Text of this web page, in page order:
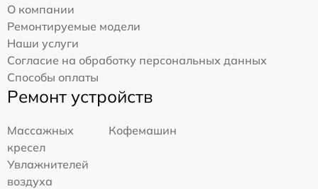
О компании
Ремонтируемые модели
Наши услуги
Согласие на обработку персональных данных
Способы оплаты
Ремонт устройств
Массажных
кресел
Кофемашин
Увлажнителей
воздуха